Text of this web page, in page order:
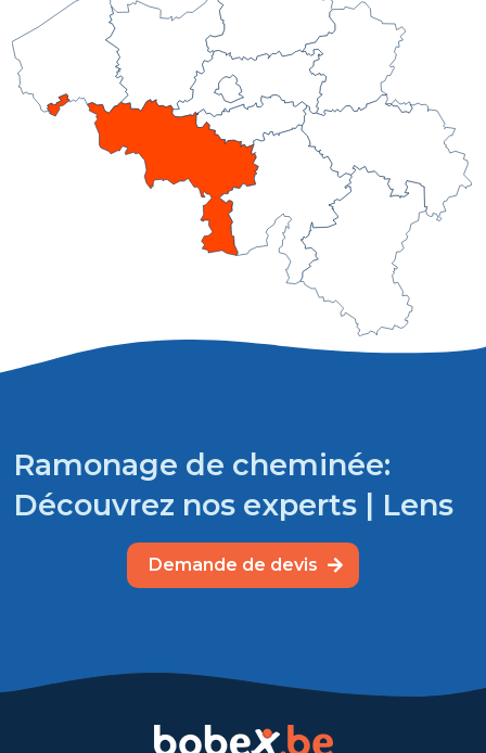
Ramonage de cheminée:
Découvrez nos experts | Lens
Demande de devis